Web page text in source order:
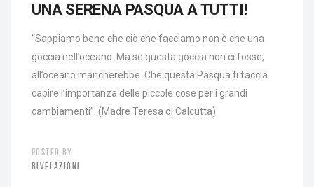
UNA SERENA PASQUA A TUTTI!
“Sappiamo bene che ciò che facciamo non è che una
goccia nell’oceano. Ma se questa goccia non ci fosse,
all’oceano mancherebbe. Che questa Pasqua ti faccia
capire l’importanza delle piccole cose per i grandi
cambiamenti”. (Madre Teresa di Calcutta)
POSTED BY
RIVELAZIONI